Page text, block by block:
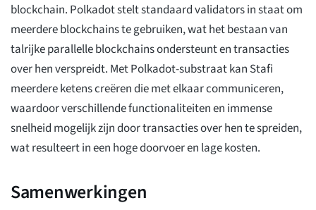
blockchain. Polkadot stelt standaard validators in staat om
meerdere blockchains te gebruiken, wat het bestaan van
talrijke parallelle blockchains ondersteunt en transacties
over hen verspreidt. Met Polkadot-substraat kan Stafi
meerdere ketens creëren die met elkaar communiceren,
waardoor verschillende functionaliteiten en immense
snelheid mogelijk zijn door transacties over hen te spreiden,
wat resulteert in een hoge doorvoer en lage kosten.
Samenwerkingen